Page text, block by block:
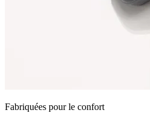
Fabriquées pour le confort